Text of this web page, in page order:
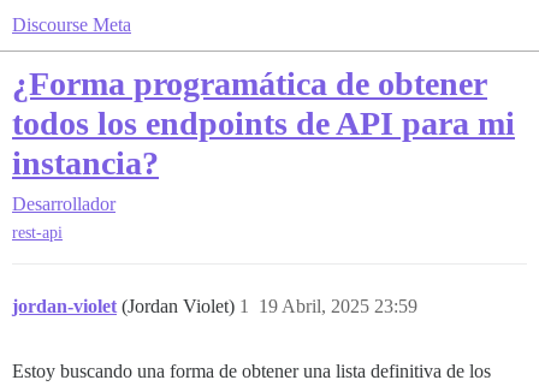
Discourse Meta
¿Forma programática de obtener
todos los endpoints de API para mi
instancia?
Desarrollador
rest-api
jordan-violet (Jordan Violet) 19 Abril, 2025 23:59
1
Estoy buscando una forma de obtener una lista definitiva de los